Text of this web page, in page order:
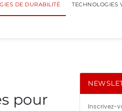
DE DURABILITÉ TECHNOLOGIES
pour
Inscrivez-